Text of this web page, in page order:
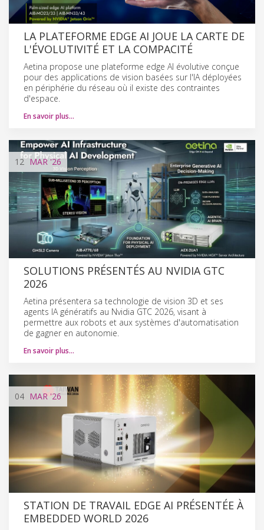
LA PLATEFORME EDGE AI JOUE LA CARTE DE
L'ÉVOLUTIVITÉ ET LA COMPACITÉ
Aetina propose une plateforme edge AI évolutive conçue
pour des applications de vision basées sur l'IA déployées
en périphérie du réseau où il existe des contraintes
d'espace.
En savoir plus…
12 MAR'26
SOLUTIONS PRÉSENTÉS AU NVIDIA GTC
2026
Aetina présentera sa technologie de vision 3D et ses
agents IA génératifs au Nvidia GTC 2026, visant à
permettre aux robots et aux systèmes d'automatisation
de gagner en autonomie.
En savoir plus…
04 MAR'26
STATION DE TRAVAIL EDGE AI PRÉSENTÉE À
EMBEDDED WORLD 2026